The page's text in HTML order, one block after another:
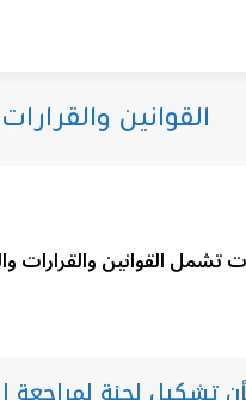
القوانين والقرارات
تشمل القوانين والقرارات